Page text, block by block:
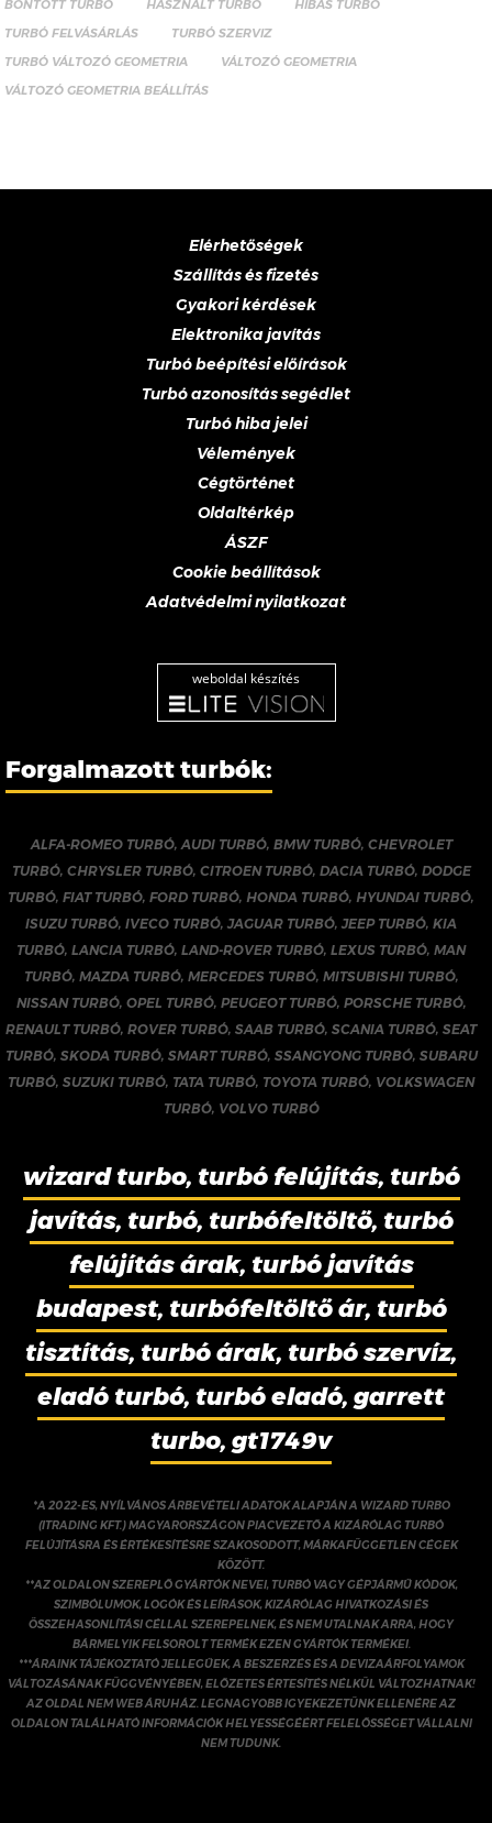
BONTOTT TURBÓ HASZNÁLT TURBÓ
HIBÁS TURBÓ
TURBÓ FELVÁSÁRLÁS
TURBÓ SZERVIZ
TURBÓ VÁLTOZÓ GEOMETRIA
VÁLTOZÓ GEOMETRIA
VÁLTOZÓ GEOMETRIA BEÁLLÍTÁS
Elérhetőségek
Szállítás és fizetés
Gyakori kérdések
Elektronika javítás
Turbó beépítési előírások
Turbó azonosítás segédlet
Turbó hiba jelei
Vélemények
Cégtörténet
Oldaltérkép
ÁSZF
Cookie beállítások
Adatvédelmi nyilatkozat
weboldal készítés
Forgalmazott turbók:
ALFA-ROMEO TURBÓ,AUDI TURBÓ, BMW TURBÓ, CHEVROLET
TURBÓ, CHRYSLER TURBÓ, CITROEN TURBÓ, DACIA TURBÓ, DODGE
TURBÓ,FIAT TURBÓ,FORD TURBÓ, HONDA TURBÓ, HYUNDAI TURBÓ,
ISUZU TURBÓ,IVECO TURBÓ,JAGUAR TURBÓ,JEEP TURBÓ,KIA
TURBÓ,LANCIA TURBÓ,LAND-ROVER TURBÓ,LEXUS TURBÓ,MAN
TURBÓ, MAZDA TURBÓ, MERCEDES TURBÓ, MITSUBISHI TURBÓ,
NISSAN TURBÓ, OPEL TURBÓ, PEUGEOT TURBÓ, PORSCHE TURBÓ,
RENAULT TURBÓ,ROVER TURBÓ,SAAB TURBÓ,SCANIA TURBÓ,SEAT
TURBÓ, SKODA TURBÓ, SMART TURBÓ, SSANGYONG TURBÓ, SUBARU
TURBÓ,SUZUKI TURBÓ, TATA TURBÓ, TOYOTA TURBÓ, VOLKSWAGEN
TURBÓ, VOLVO TURBÓ
wizard turbo, turbó felújítás, turbó
javítás, turbó, turbófeltöltő, turbó
felújítás árak, turbó javítás
budapest, turbófeltöltő ár, turbó
tisztítás, turbó árak, turbó szervíz,
eladó turbó, turbó eladó, garrett
turbo, gt1749v
*A 2022-ES, NYÍLVÁNOS ÁRBEVÉTELI ADATOK ALAPJÁN A WIZARD TURBO
(ITRADING KFT.) MAGYARORSZÁGON PIACVEZETŐ A KIZÁRÓLAG TURBÓ
FELÚJÍTÁSRA ÉS ÉRTÉKESÍTÉSRE SZAKOSODOTT, MÁRKAFÜGGETLEN CÉGEK
KÖZÖTT.
**AZ OLDALON SZEREPLŐ GYÁRTÓK NEVEI, TURBÓ VAGY GÉPJÁRMŰ KÓDOK,
SZIMBÓLUMOK, LOGÓK ÉS LEÍRÁSOK, KIZÁRÓLAG HIVATKOZÁSI ÉS
ÖSSZEHASONLÍTÁSI CÉLLAL SZEREPELNEK, ÉS NEM UTALNAK ARRA, HOGY
BÁRMELYIK FELSOROLT TERMÉK EZEN GYÁRTÓK TERMÉKEI.
***ÁRAINK TÁJÉKOZTATÓ JELLEGŰEK, A BESZERZÉS ÉS A DEVIZAÁRFOLYAMOK
VÁLTOZÁSÁNAK FÜGGVÉNYÉBEN, ELŐZETES ÉRTESÍTÉS NÉLKÜL VÁLTOZHATNAK!
AZ OLDAL NEM WEB ÁRUHÁZ. LEGNAGYOBB IGYEKEZETÜNK ELLENÉRE AZ
OLDALON TALÁLHATÓ INFORMÁCIÓK HELYESSÉGÉÉRT FELELŐSSÉGET VÁLLALNI
NEM TUDUNK.